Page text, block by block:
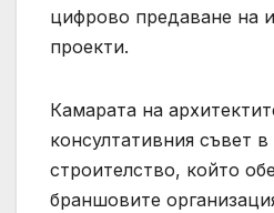
цифрово предаване на
проекти.
Камарата на
консултативния съвет в
строителство, който
браншовите